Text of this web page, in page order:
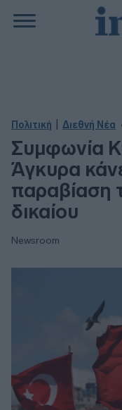
Πολιτική Διεθνή Νέα
Συμφωνία
Άγκυρα
παραβίαση
δικαίου
Newsroom